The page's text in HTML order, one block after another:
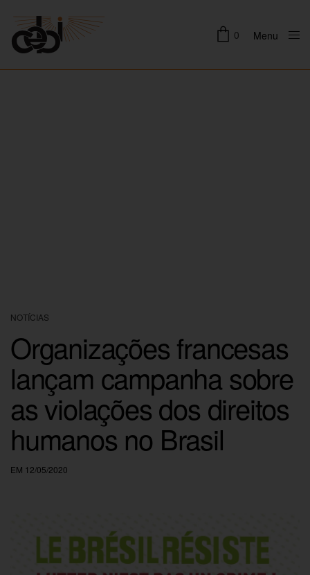
0 Menu
NOTÍCIAS
Organizações francesas
lançam campanha sobre
as violações dos direitos
humanos no Brasil
EM 12/05/2020